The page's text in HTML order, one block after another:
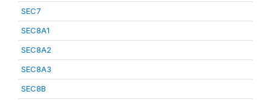
SEC7
SEC8A1
SEC8A2
SEC8A3
SEC8B